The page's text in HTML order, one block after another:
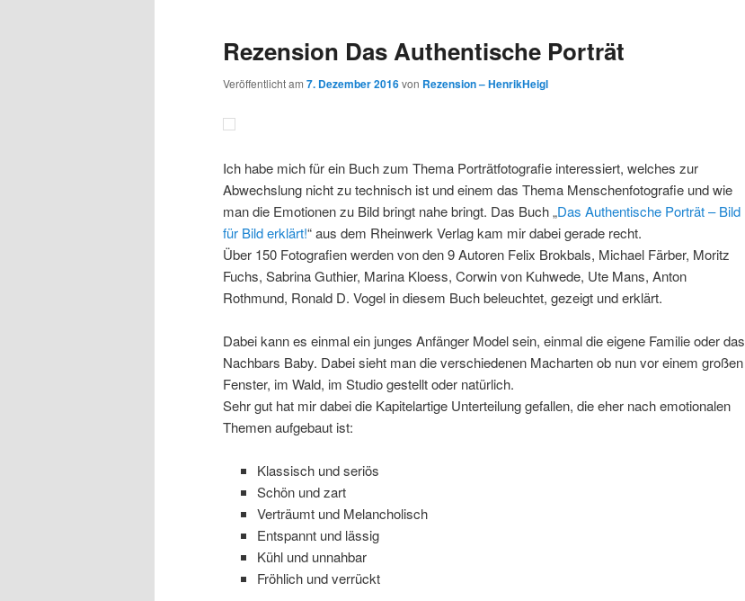
Rezension Das Authentische Porträt
Veröffentlicht am 7. Dezember 2016von Rezension – HenrikHeigl
Ich habe mich für ein Buch zum Thema Porträtfotografie interessiert, welches zur
Abwechslung nicht zu technisch ist und einem das Thema Menschenfotografie und wie
man die Emotionen zu Bild bringt nahe bringt. Das Buch „Das Authentische Porträt – Bild
für Bild erklärt!“ aus dem Rheinwerk Verlag kam mir dabei gerade recht.
Über 150 Fotografien werden von den 9 Autoren Felix Brokbals, Michael Färber, Moritz
Fuchs, Sabrina Guthier, Marina Kloess, Corwin von Kuhwede, Ute Mans, Anton
Rothmund, Ronald D. Vogel in diesem Buch beleuchtet, gezeigt und erklärt.
Dabei kann es einmal ein junges Anfänger Model sein, einmal die eigene Familie oder das
Nachbars Baby. Dabei sieht man die verschiedenen Macharten ob nun vor einem großen
Fenster, im Wald, im Studio gestellt oder natürlich.
Sehr gut hat mir dabei die Kapitelartige Unterteilung gefallen, die eher nach emotionalen
Themen aufgebaut ist:
Klassisch und seriös
Schön und zart
Verträumt und Melancholisch
Entspannt und lässig
Kühl und unnahbar
Fröhlich und verrückt